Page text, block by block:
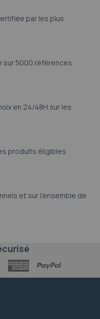
par les plus
sur 5000 références
en 24/48H sur les
produits éligibles
et sur l'ensemble de